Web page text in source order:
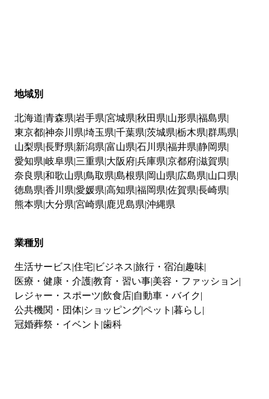
地域別
北海道 青森県 岩手県 宮城県 秋田県 山形県 福島県
東京都神奈川県 埼玉県 千葉県 茨城県 栃木県 群馬県
山梨県 長野県 新潟県 富山県 石川県 福井県 静岡県
愛知県 岐阜県 三重県 大阪府兵庫県 京都府滋賀県
奈良県 和歌山県 鳥取県 島根県 岡山県 広島県 山口県
徳島県 香川県 愛媛県 高知県 福岡県 佐賀県 長崎県
熊本県 大分県 宮崎県 鹿児島県 沖縄県
業種別
生活サービス 住宅 ビジネス 旅行・宿泊 趣味
医療・健康・介護教育・習い事 美容・ファッション
レジャー・スポーツ 飲食店 自動車・バイク
公共機関・団体 ショッピングペット 暮らし
冠婚葬祭・イベント 歯科